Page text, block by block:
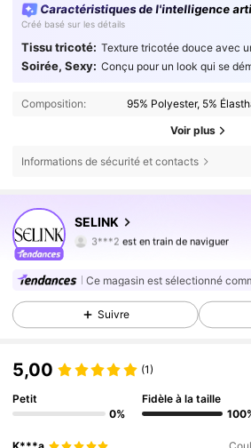
Caractéristiques de l'intelligence
Créé basé sur les détails
Tissu tricoté: Texture tricotée douce avec
Soirée, Sexy: Conçu pour un look qui se
Composition: 95% Polyester, 5%
Voir plus
Informations de sécurité et contacts
SELINK
4,83
55K Suiveurs
3***2 est en train de naviguer
4,83
55K Suiveurs
4,83 55K Suiveurs
4,83 55K Suiveurs
4,83 55K Suiveurs
55K Suiveurs
55K Suiveurs
Ce magasin est sélectionné
Suivre
5,00 (1)
Petit
0%
Fidèle à la taille